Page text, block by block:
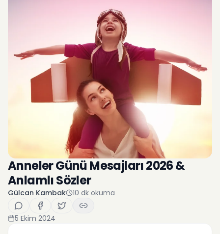
Anneler Günü Mesajları 2026 &
Anlamlı Sözler
Gülcan Kambak 10 dk okuma
5 Ekim 2024